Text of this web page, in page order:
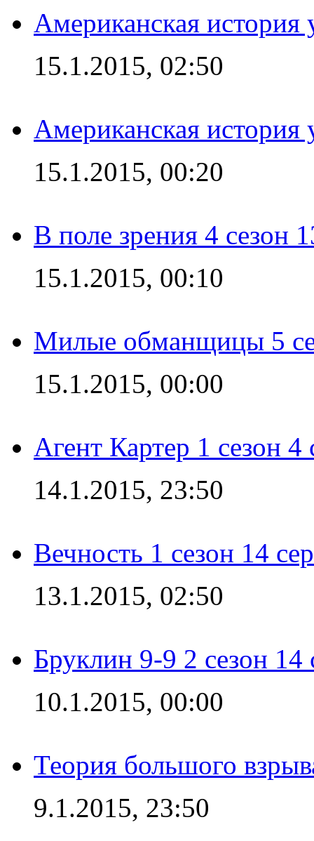
Американская история
15.1.2015, 02:50
Американская история
15.1.2015, 00:20
В поле зрения 4 сезон
15.1.2015, 00:10
Милые обманщицы 5
15.1.2015, 00:00
Агент Картер 1 сезон 4
14.1.2015, 23:50
Вечность 1 сезон 14
13.1.2015, 02:50
Бруклин 9-9 2 сезон 14
10.1.2015, 00:00
Теория большого
9.1.2015, 23:50